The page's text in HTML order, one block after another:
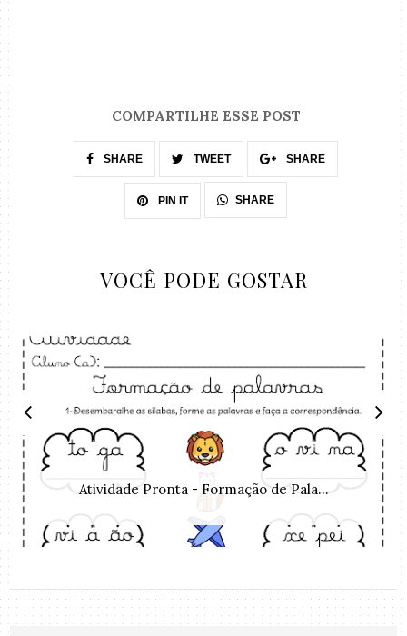
COMPARTILHE ESSE POST
SHARE TWEET SHARE
PIN IT SHARE
VOCÊ PODE GOSTAR
Atividade Pronta - Formação de Pala...